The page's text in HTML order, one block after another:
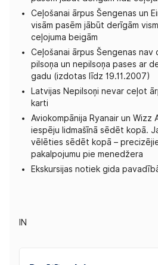
Ceļošanai ārpus Šengenas un
visām pasēm jābūt derīgām
ceļojuma beigām
Ceļošanai ārpus Šengenas nav
pilsoņa un nepilsoņa pases ar
gadu (izdotas līdz 19.11.2007)
Latvijas Nepilsoņi nevar ceļot
karti
Aviokompānija Ryanair un Wizz
iespēju lidmašīnā sēdēt kopā.
vēlēties sēdēt kopā –
pakalpojumu pie menedžera
Ekskursijas notiek gida
IN